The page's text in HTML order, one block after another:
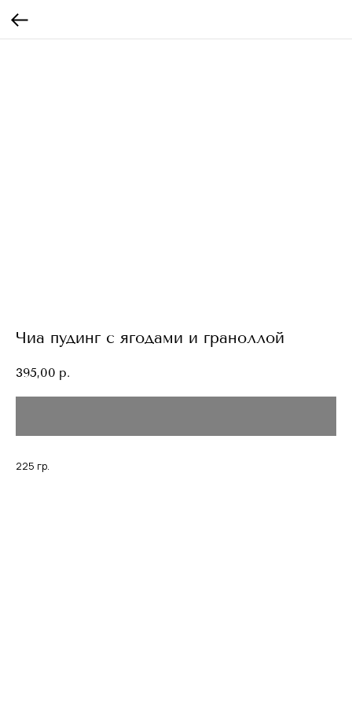
Чиа пудинг с ягодами и граноллой
395,00 р.
225 гр.